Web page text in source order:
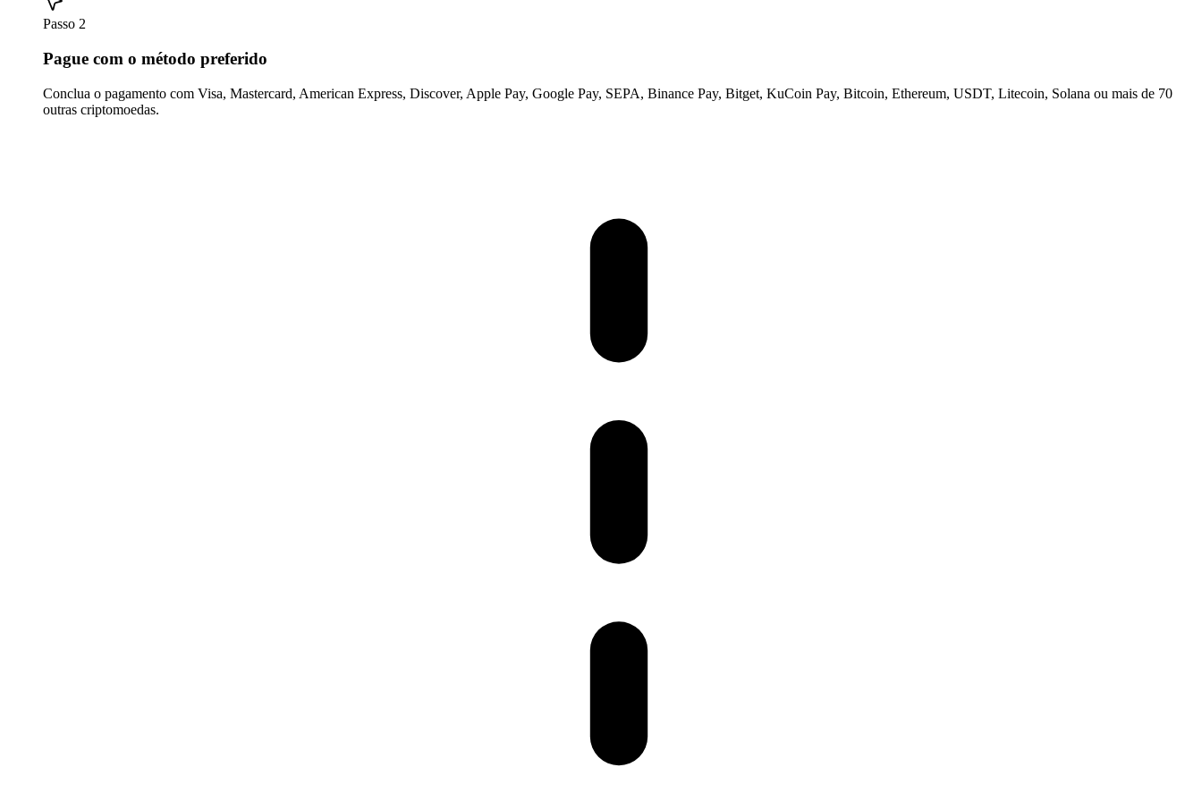
Passo 2
Pague com o método preferido
Conclua o pagamento com Visa, Mastercard, American Express, Discover, Apple Pay, Google Pay, SEPA, Binance Pay, Bitget, KuCoin Pay, Bitcoin, Ethereum, USDT, Litecoin, Solana ou mais de 70
outras criptomoedas.